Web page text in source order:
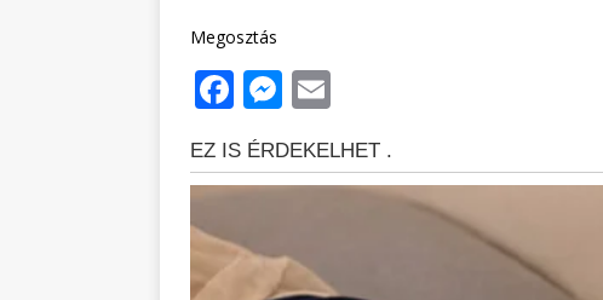
Megosztás
F
a
c
e
b
o
M
ss
n
g
ai